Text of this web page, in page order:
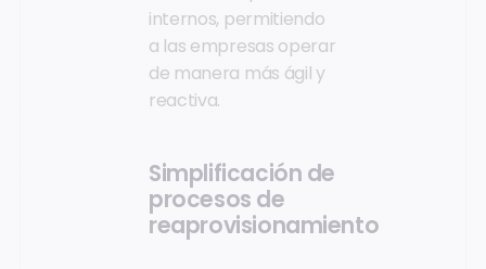
internos, permitiendo
a las empresas operar
de manera más ágil y
reactiva.
Simplificación de
procesos de
reaprovisionamiento